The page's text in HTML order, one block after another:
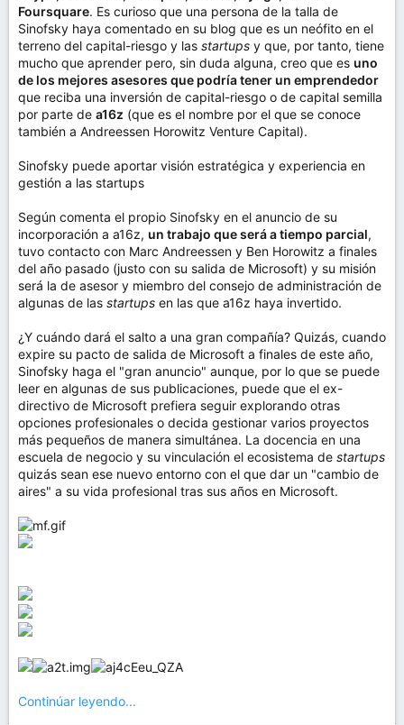
Foursquare. Es curioso que una persona de la talla de
Sinofsky haya comentado en su blog que es un neófito en el
terreno del capital-riesgo y las startups y que, por tanto, tiene
mucho que aprender pero, sin duda alguna, creo que es uno
de los mejores asesores que podría tener un emprendedor
que reciba una inversión de capital-riesgo o de capital semilla
por parte de a16z (que es el nombre por el que se conoce
también a Andreessen Horowitz Venture Capital).
Sinofsky puede aportar visión estratégica y experiencia en
gestión a las startups
Según comenta el propio Sinofsky en el anuncio de su
incorporación a a16z, un trabajo que será a tiempo parcial,
tuvo contacto con Marc Andreessen y Ben Horowitz a finales
del año pasado (justo con su salida de Microsoft) y su misión
será la de asesor y miembro del consejo de administración de
algunas de las startups en las que a16z haya invertido.
¿Y cuándo dará el salto a una gran compañía? Quizás, cuando
expire su pacto de salida de Microsoft a finales de este año,
Sinofsky haga el "gran anuncio" aunque, por lo que se puede
leer en algunas de sus publicaciones, puede que el ex-
directivo de Microsoft prefiera seguir explorando otras
opciones profesionales o decida gestionar varios proyectos
más pequeños de manera simultánea. La docencia en una
escuela de negocio y su vinculación el ecosistema de startups
quizás sean ese nuevo entorno con el que dar un "cambio de
aires" a su vida profesional tras sus años en Microsoft.
Continúar leyendo...